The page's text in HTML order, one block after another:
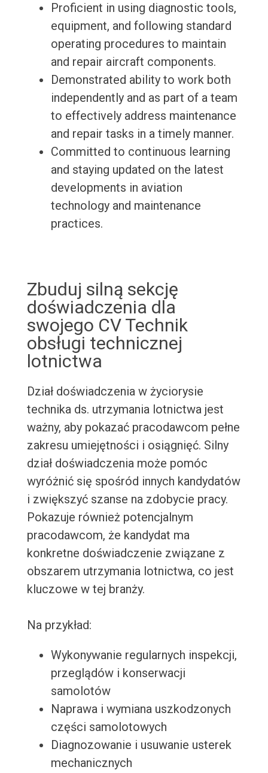
Proficient in using diagnostic tools,
equipment, and following standard
operating procedures to maintain
and repair aircraft components.
Demonstrated ability to work both
independently and as part of a team
to effectively address maintenance
and repair tasks in a timely manner.
Committed to continuous learning
and staying updated on the latest
developments in aviation
technology and maintenance
practices.
Zbuduj silną sekcję
doświadczenia dla
swojego CV Technik
obsługi technicznej
lotnictwa
Dział doświadczenia w życiorysie
technika ds. utrzymania lotnictwa jest
ważny, aby pokazać pracodawcom pełne
zakresu umiejętności i osiągnięć. Silny
dział doświadczenia może pomóc
wyróżnić się spośród innych kandydatów
i zwiększyć szanse na zdobycie pracy.
Pokazuje również potencjalnym
pracodawcom, że kandydat ma
konkretne doświadczenie związane z
obszarem utrzymania lotnictwa, co jest
kluczowe w tej branży.
Na przykład:
Wykonywanie regularnych inspekcji,
przeglądów i konserwacji
samolotów
Naprawa i wymiana uszkodzonych
części samolotowych
Diagnozowanie i usuwanie usterek
mechanicznych